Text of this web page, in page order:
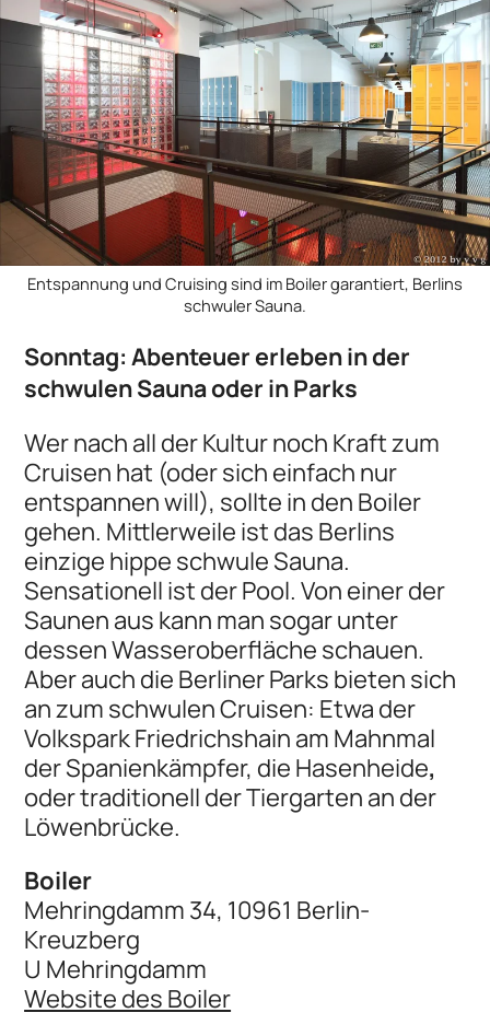
Entspannung und Cruising sind im Boiler garantiert, Berlins
schwuler Sauna.
Sonntag: Abenteuer erleben in der
schwulen Sauna oder in Parks
Wer nach all der Kultur noch Kraft zum
Cruisen hat (oder sich einfach nur
entspannen will), sollte in den Boiler
gehen. Mittlerweile ist das Berlins
einzige hippe schwule Sauna.
Sensationell ist der Pool. Von einer der
Saunen aus kann man sogar unter
dessen Wasseroberfläche schauen.
Aber auch die Berliner Parks bieten sich
an zum schwulen Cruisen: Etwa der
Volkspark Friedrichshain am Mahnmal
der Spanienkämpfer, die Hasenheide,
oder traditionell der Tiergarten an der
Löwenbrücke.
Boiler
Mehringdamm 34, 10961 Berlin-
Kreuzberg
U Mehringdamm
Website des Boiler